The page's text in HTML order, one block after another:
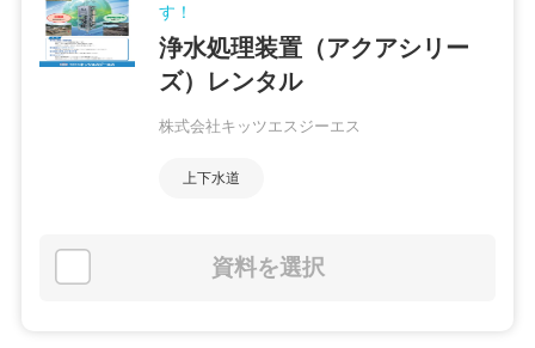
す！
浄水処理装置（アクアシリー
ズ）レンタル
株式会社キッツエスジーエス
上下水道
資料を選択